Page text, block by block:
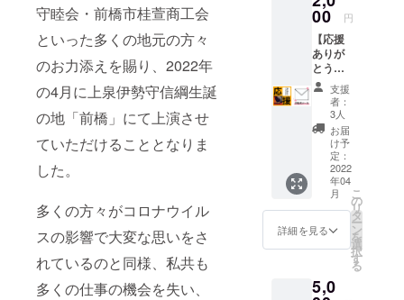
守睦会・前橋市桂萱商工会
といった多くの地元の方々
のお力添えを賜り、2022年
の4月に上泉伊勢守信綱生誕
の地「前橋」にて上演させ
ていただけることとなりま
した。
多くの方々がコロナウイル
スの影響で大変な思いをさ
れているのと同様、私共も
多くの仕事の機会を失い、
時のご
希望の
お名前
をご記
入くだ
さい。
・匿名
ご希望
の際や
ペン
ネー
ム、店
舗名な
どご希
望の方
もその
い。 例)
00 円
【応援
ありが
とうご
ざいま
す！】
⚫︎お礼
のメー
⚫︎「上
泉伊勢
守信綱
公を全
国区
に！」
のパ
へのお
支援
者：
3人
お届
け予
定：
2022
年04
月
詳細を見る
こ
の
リ
タ
ー
ン
を
選
択
す
る
5,0